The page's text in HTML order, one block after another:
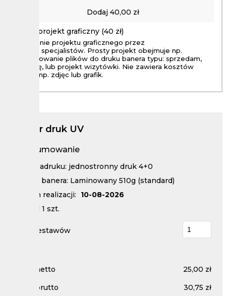
Dodaj 40,00 zł
Prosty projekt graficzny (40 zł)
Wykonanie projektu graficznego przez
naszych specjalistów. Prosty projekt obejmuje np.
przygotowanie plików do druku banera typu: sprzedam,
wynajmę, lub projekt wizytówki. Nie zawiera kosztów
zakupu np. zdjęc lub grafik.
Baner druk UV
Podsumowanie
Kolor zadruku: jednostronny druk 4+0
Rodzaj banera: Laminowany 510g (standard)
Termin realizacji:
10-08-2026
Nakład 1 szt.
Ilość zestawów
Cena netto
25,00 zł
Cena brutto
30,75 zł